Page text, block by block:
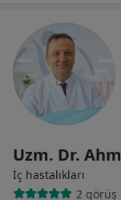
Uzm. Dr.
İç hastalıkları
2 görüş